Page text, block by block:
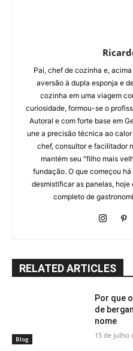
Pai, chef de cozinha e,
aversão à dupla esponja e
cozinha em uma viagem
curiosidade, formou-se o
Autoral e com forte base em
une a precisão técnica ao
chef, consultor e facilitador
mantém seu "filho mais
fundação. O que começou
desmistificar as panelas,
completo de
RELATED ARTICLES
Blog
Por que
de
nome
15 de julho